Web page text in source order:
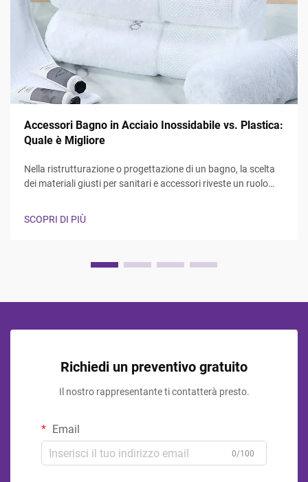
Accessori Bagno in Acciaio Inossidabile vs. Plastica:
Quale è Migliore
Nella ristrutturazione o progettazione di un bagno, la scelta
dei materiali giusti per sanitari e accessori riveste un ruolo
dibattito tra accessori bagno in acciaio inossidabile e in
SCOPRI DI PIÙ
Richiedi un preventivo gratuito
Il nostro rappresentante ti contatterà presto.
Email
0/100